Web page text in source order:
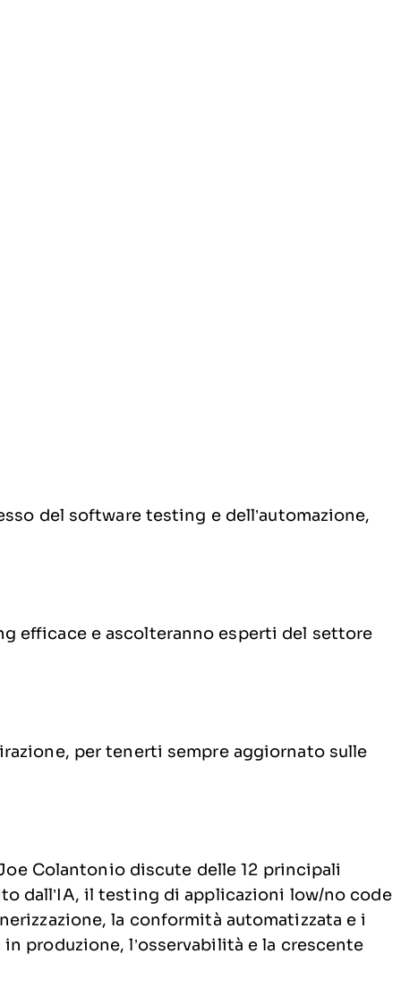
del software testing e dell’automazione,
efficace e ascolteranno esperti del settore
per tenerti sempre aggiornato sulle
Colantonio discute delle 12 principali
dall’IA, il testing di applicazioni low/no code
la conformità automatizzata e i
produzione, l’osservabilità e la crescente